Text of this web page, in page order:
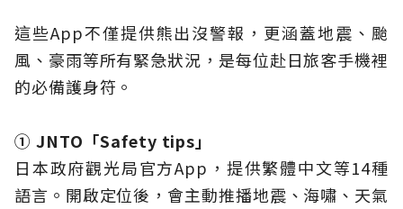
這些App不僅提供熊出沒警報，更涵蓋地震、颱
風、豪雨等所有緊急狀況，是每位赴日旅客手機裡
的必備護身符。
① JNTO「Safety tips」
日本政府觀光局官方App，提供繁體中文等14種
語言。開啟定位後，會主動推播地震、海嘯、天氣